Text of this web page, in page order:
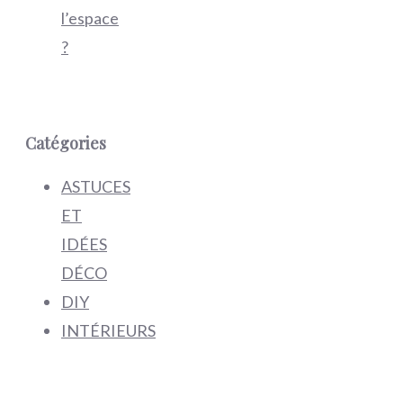
l’espace
?
Catégories
ASTUCES
ET
IDÉES
DÉCO
DIY
INTÉRIEURS